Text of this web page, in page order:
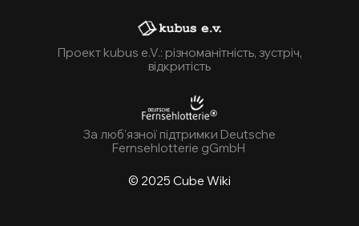
Проект kubus e.V.: різноманітність, зустріч,
відкритість
За люб'язної підтримки Deutsche
Fernsehlotterie gGmbH
© 2025 Cube Wiki